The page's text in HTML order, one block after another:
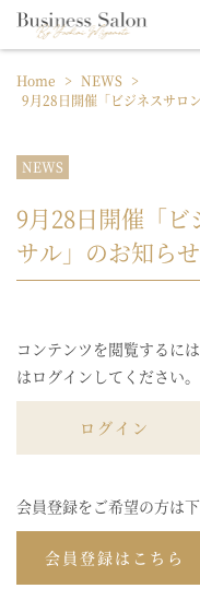
Home > NEWS >
9月28日開催「ビジネスサロ
NEWS
9月28日開催「
サル」のお知らせ
コンテンツを閲覧するに
はログインしてください。
ログイン
会員登録をご希望の方は
会員登録はこちら